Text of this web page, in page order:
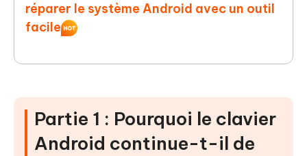
réparer le système Android avec un outil
facile
Partie 1 : Pourquoi le clavier
Android continue-t-il de